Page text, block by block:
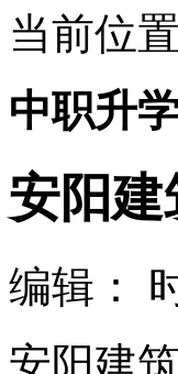
当前位置
中职升
安阳
编辑：
安阳建